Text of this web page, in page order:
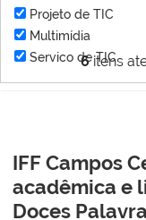
6itens
Projeto de TIC
Multimídia
Servico de TIC
IFF Campos
acadêmica e
Doces